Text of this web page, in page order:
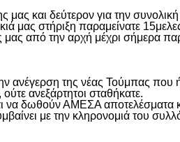
και δεύτερον για την
μας στήριξη παραμείνατε
μας από την αρχή μέχρι σήμερα
ανέγερση της νέας Τούμπας
ανεξάρτητοι σταθήκατε.
να δωθούν ΑΜΕΣΑ αποτελέσματα
με την κληρονομιά του